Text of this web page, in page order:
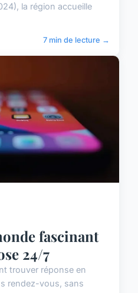
la région accueille
7 min de lecture →
fascinant
24/7
trouver réponse en
rendez-vous, sans